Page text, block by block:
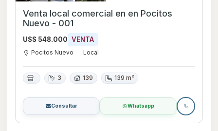
Venta local comercial en en Pocitos
Nuevo - 001
U$S 548.000 VENTA
Pocitos Nuevo Local
3 139 139 m²
Consultar Whatsapp